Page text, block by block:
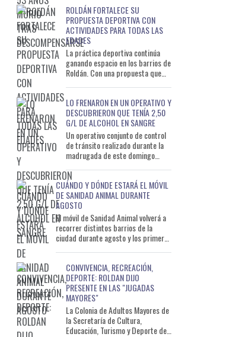
ROLDÁN FORTALECE SU
PROPUESTA DEPORTIVA CON
ACTIVIDADES PARA TODAS LAS
EDADES
La práctica deportiva continúa
ganando espacio en los barrios de
Roldán. Con una propuesta que
LO FRENARON EN UN OPERATIVO Y
DESCUBRIERON QUE TENÍA 2,50
G/L DE ALCOHOL EN SANGRE
Un operativo conjunto de control
de tránsito realizado durante la
madrugada de este domingo
que circulaba con un ni
CUÁNDO Y DÓNDE ESTARÁ EL MÓVIL
DE SANIDAD ANIMAL DURANTE
AGOSTO
El móvil de Sanidad Animal volverá a
recorrer distintos barrios de la
ciudad durante agosto y los primeros
CONVIVENCIA, RECREACIÓN,
DEPORTE: ROLDAN DIJO
PRESENTE EN LAS "JUGADAS
MAYORES"
La Colonia de Adultos Mayores de
la Secretaría de Cultura,
Educación, Turismo y Deporte de